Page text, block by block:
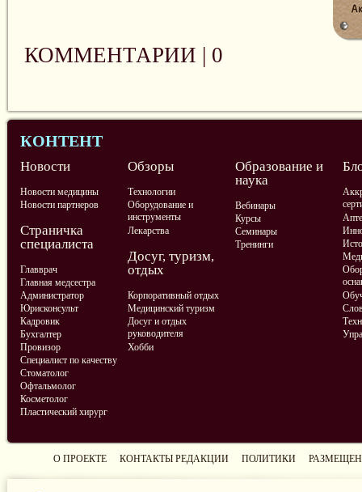
КОММЕНТАРИИ | 0
КОНТЕНТ
Новости
Новости медицины
Новости партнеров
Обзоры
Технологии
Оборудование и
инструменты
Лекарства
Образование и
наука
Вебинары
Курсы
Семинары
Тренинги
Страничка
специалиста
Главврач
Главная медсестра
Администратор
Юрисконсульт
Кадровик
Бухгалтер
Провизор
Специалист по качеству
Стоматолог
Офтальмолог
Косметолог
Пластический хирург
Досуг, туризм,
отдых
Корпоративный отдых
Медицинский туризм
Досуг и отдых
руководителя
Хобби
О ПРОЕКТЕ КОНТАКТЫ РЕДАКЦИИ ПОЛИТИКИ